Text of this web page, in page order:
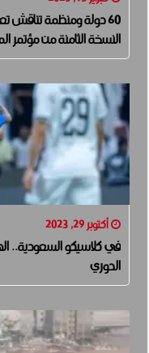
60 دولة ومنظمة تناقش
النسخة الثامنة من مؤتمر
أكتوبر 29, 2023
في كلاسيكو السعودية..
الدوري